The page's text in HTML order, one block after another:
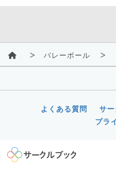
バレーボール
よくある質問 サ
プラ